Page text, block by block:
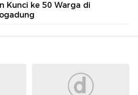
Kunci ke 50 Warga di